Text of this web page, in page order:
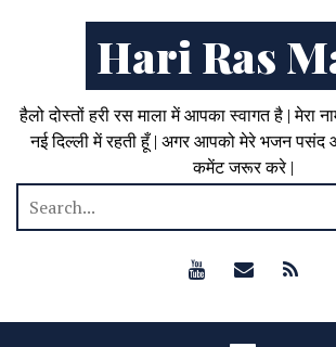
Hari Ras
हैलो दोस्तों हरी रस माला में आपका स्वागत है | मेरा
नई दिल्ली में रहती हूँ | अगर आपको मेरे भजन पसंद
कमेंट जरूर करे |